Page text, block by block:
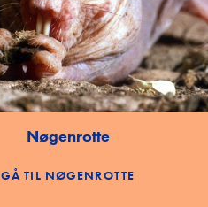
Nøgenrotte
GÅ TIL NØGENROTTE